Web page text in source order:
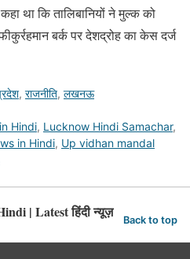
था कि तालिबानियों ने मुल्क को
बर्क पर देशद्रोह का केस दर्ज
, राजनीति, लखनऊ
Hindi, Lucknow Hindi Samachar,
in Hindi, Up vidhan mandal
| Latest हिंदी न्यूज़ Back to top